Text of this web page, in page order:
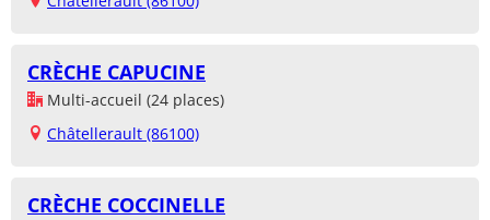
CRÈCHE CAPUCINE
Multi-accueil (24 places)
Châtellerault (86100)
CRÈCHE COCCINELLE